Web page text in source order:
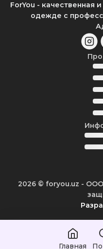
ForYou - качественная
одежде с
2026 © foryou.uz - ООО
Главная